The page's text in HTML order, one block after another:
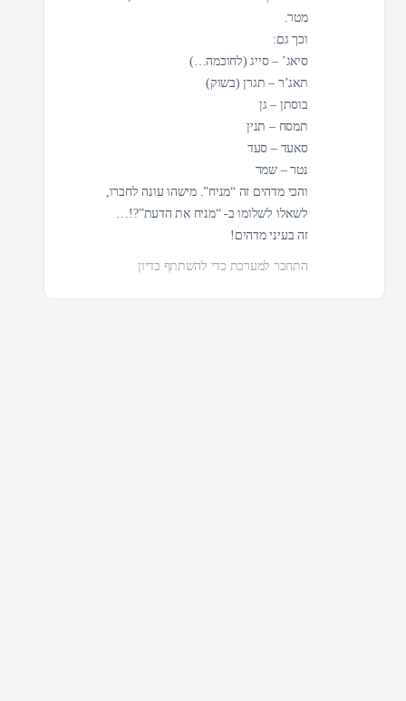
מטר.
וכך גם:
סיאג’ – סייג (לחוכמה…)
תאג’ר – תגרן (בשוק)
בוסתן – גן
תמסח – תנין
סאעד – סעד
נטר – שמר
והכי מדהים זה “מניח”. מישהו עונה לחברו,
לשאלו לשלומו ב- “מניח את הדעת”?!…
זה בעיני מדהים!
התחבר למערכת כדי להשתתף בדיון